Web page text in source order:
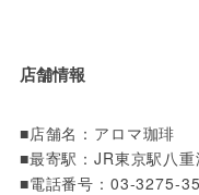
店舗情報
■店舗名：アロマ珈琲
■最寄駅：JR東京駅八
■電話番号：03-3275-